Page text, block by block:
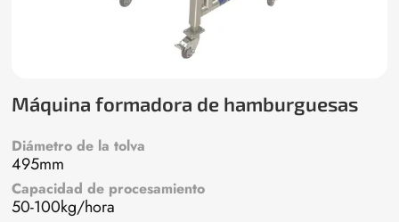
Máquina formadora de hamburguesas
Diámetro de la tolva
495mm
Capacidad de procesamiento
50-100kg/hora